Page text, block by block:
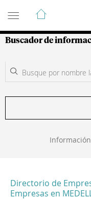
Guía de
Buscador de
Directorio de
Empresas en